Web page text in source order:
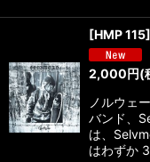
[HMP
2,000円(
ノルウェ
バンド、
は、
はわずか